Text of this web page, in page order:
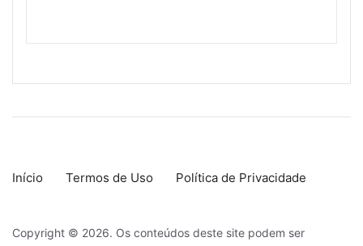
Início Termos de Uso Política de Privacidade
Copyright © 2026. Os conteúdos deste site podem ser